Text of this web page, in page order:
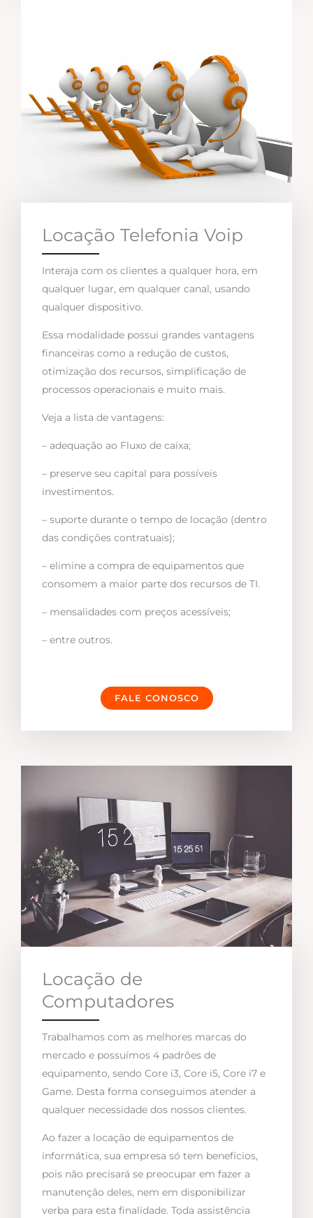
Locação Telefonia Voip
Interaja com os clientes a qualquer hora, em
qualquer lugar, em qualquer canal, usando
qualquer dispositivo.
Essa modalidade possui grandes vantagens
financeiras como a redução de custos,
otimização dos recursos, simplificação de
processos operacionais e muito mais.
Veja a lista de vantagens:
– adequação ao Fluxo de caixa;
– preserve seu capital para possíveis
investimentos.
– suporte durante o tempo de locação (dentro
das condições contratuais);
– elimine a compra de equipamentos que
consomem a maior parte dos recursos de TI.
– mensalidades com preços acessíveis;
– entre outros.
FALE CONOSCO
Locação de
Computadores
Trabalhamos com as melhores marcas do
mercado e possuímos 4 padrões de
equipamento, sendo Core i3, Core i5, Core i7 e
Game. Desta forma conseguimos atender a
qualquer necessidade dos nossos clientes.
Ao fazer a locação de equipamentos de
informática, sua empresa só tem benefícios,
pois não precisará se preocupar em fazer a
manutenção deles, nem em disponibilizar
verba para esta finalidade. Toda assistência